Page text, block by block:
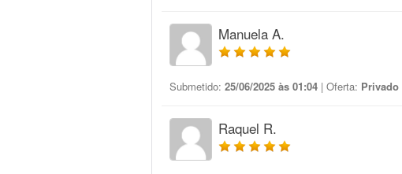
Manuela A.
Submetido: 25/06/2025 às 01:04 | Oferta: Privado
Raquel R.